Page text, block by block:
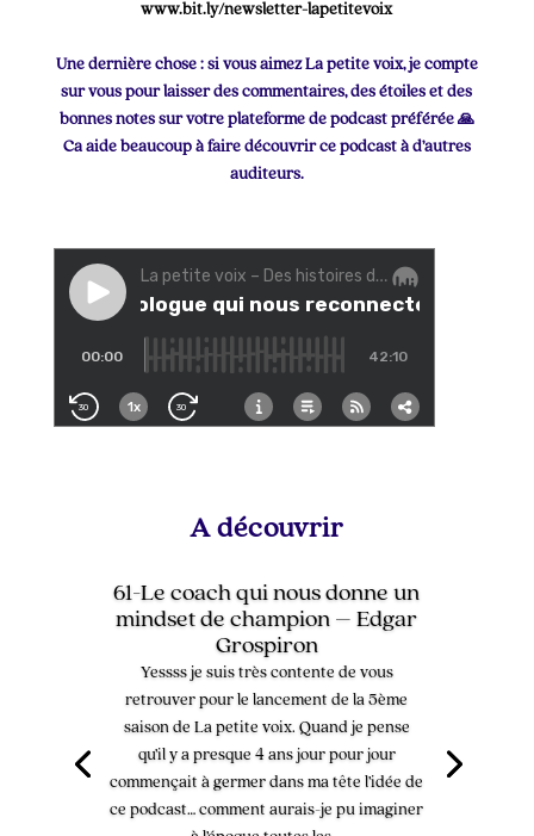
www.bit.ly/newsletter-lapetitevoix
Une dernière chose : si vous aimez La petite voix, je compte
sur vous pour laisser des commentaires, des étoiles et des
bonnes notes sur votre plateforme de podcast préférée 🙏
Ca aide beaucoup à faire découvrir ce podcast à d’autres
auditeurs.
A découvrir
61-Le coach qui nous donne un
mindset de champion – Edgar
Grospiron
Yessss je suis très contente de vous
retrouver pour le lancement de la 5ème
saison de La petite voix. Quand je pense
qu’il y a presque 4 ans jour pour jour
commençait à germer dans ma tête l’idée de
ce podcast… comment aurais-je pu imaginer